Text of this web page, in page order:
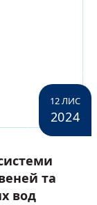
12 ЛИС
2024
та
вод